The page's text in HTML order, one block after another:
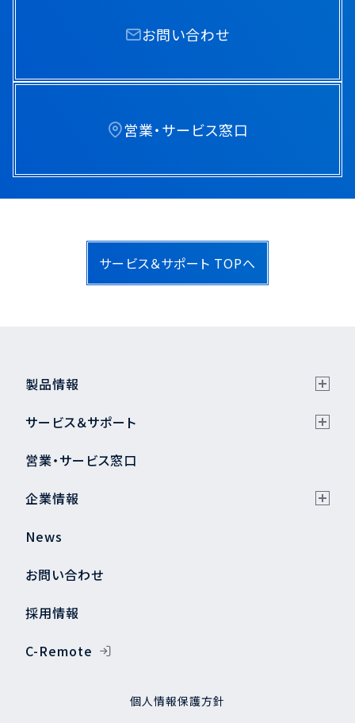
お問い合わせ
営業・サービス窓口
サービス＆サポート TOPへ
製品情報
サービス＆サポート
営業・サービス窓口
企業情報
News
お問い合わせ
採用情報
C-Remote
個人情報保護方針